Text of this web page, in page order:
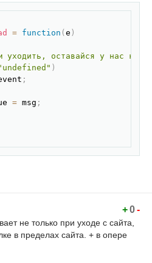
= function ( e )
уходить, оставайся у нас
)
;
= msg ;
Скопировать
+0-
не только при уходе с сайта,
в пределах сайта. + в опере